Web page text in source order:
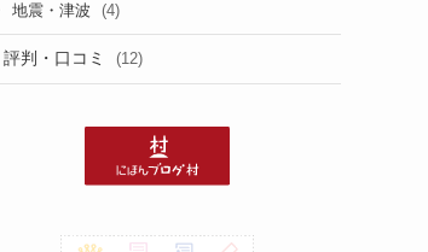
地震・津波 (4)
評判・口コミ (12)